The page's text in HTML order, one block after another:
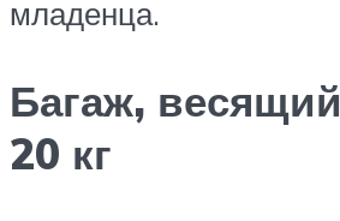
младенца.
Багаж,
20 кг